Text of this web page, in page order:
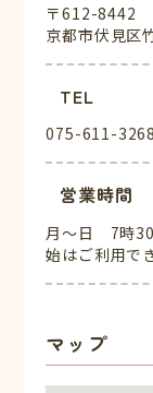
〒612-8442
京都市伏見区
TEL
075-611-3268
営業時間
月～日 7時
始はご利用で
マップ